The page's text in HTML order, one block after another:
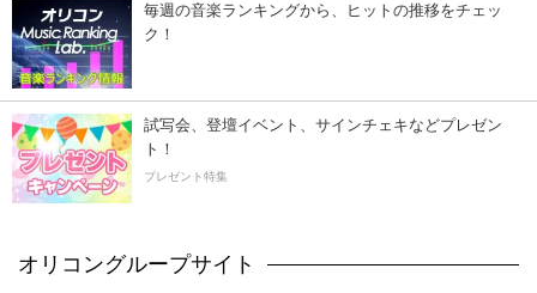
毎週の音楽ランキングから、ヒットの推移をチェッ
ク！
試写会、登壇イベント、サインチェキなどプレゼン
ト！
プレゼント特集
オリコングループサイト